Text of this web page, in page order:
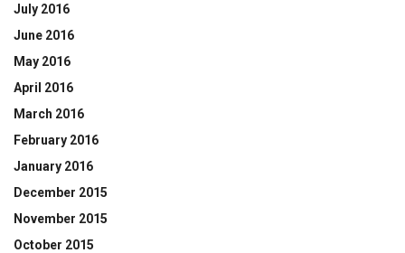
July 2016
June 2016
May 2016
April 2016
March 2016
February 2016
January 2016
December 2015
November 2015
October 2015